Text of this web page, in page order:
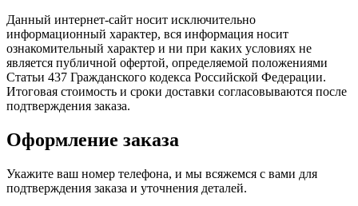
Данный интернет-сайт носит исключительно
информационный характер, вся информация носит
ознакомительный характер и ни при каких условиях не
является публичной офертой, определяемой положениями
Статьи 437 Гражданского кодекса Российской Федерации.
Итоговая стоимость и сроки доставки согласовываются после
подтверждения заказа.
Оформление заказа
Укажите ваш номер телефона, и мы всяжемся с вами для
подтверждения заказа и уточнения деталей.